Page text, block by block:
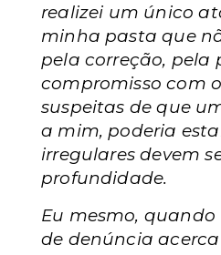
realizei um único
minha pasta que
pela correção, pela
compromisso com
suspeitas de que
a mim, poderia
irregulares devem
profundidade.
Eu mesmo,
de denúncia